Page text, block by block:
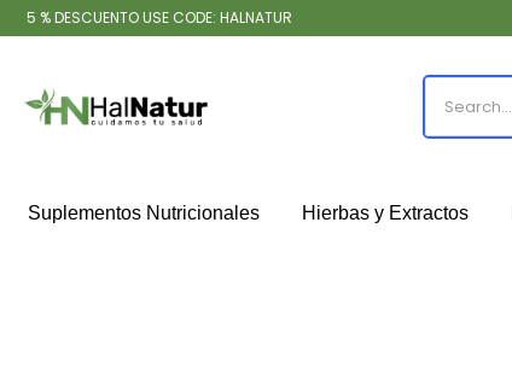
5 % DESCUENTO USE CODE: HALNATUR
Suplementos Nutricionales Hierbas y Extractos